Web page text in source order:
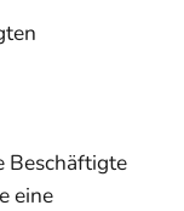
Beschäftigte
eine